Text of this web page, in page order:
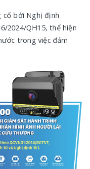
cố bởi Nghị định
2024/QH15, thể hiện
trong việc đảm